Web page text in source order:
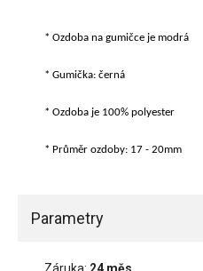
* Ozdoba na gumičce je modrá
* Gumička: černá
* Ozdoba je 100% polyester
* Průměr ozdoby: 17 - 20mm
Parametry